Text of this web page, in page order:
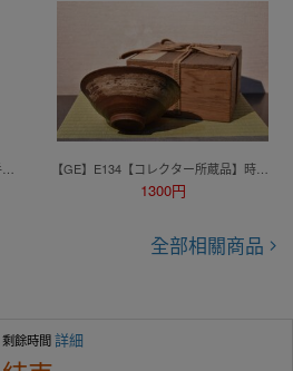
景徳鎮 貴商品 中国美術 染付蛍手煎茶碗5客 模様 蛍焼 煎茶道具 玩玉 蛍手 染付 直径直径4.8cm 高さ約7cm中国美術 NO1 【GE】E134【コレクター所蔵品】時代 肥後刷毛目茶碗/中国美術 中国古玩 朝鮮 韓国 茶道具 骨董品 時代品 美術品 古美術品 ba
1300円
全部相關商品
剩餘時間詳細